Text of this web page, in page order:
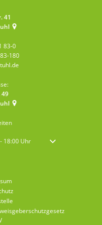
41
83-0
180
49
oder Schließzeiten auszublenden
18:00Uhr Von 08:00 bis 18:00